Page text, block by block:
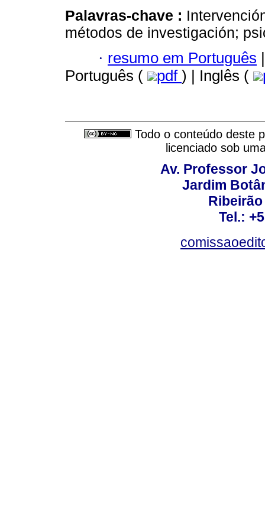
Palavras-chave :
métodos de investigación;
· resumo em Português |
Português (
pdf ) | Inglês (
Todo o conteúdo deste
licenciado sob
Av. Professor
Jardim
Tel.: